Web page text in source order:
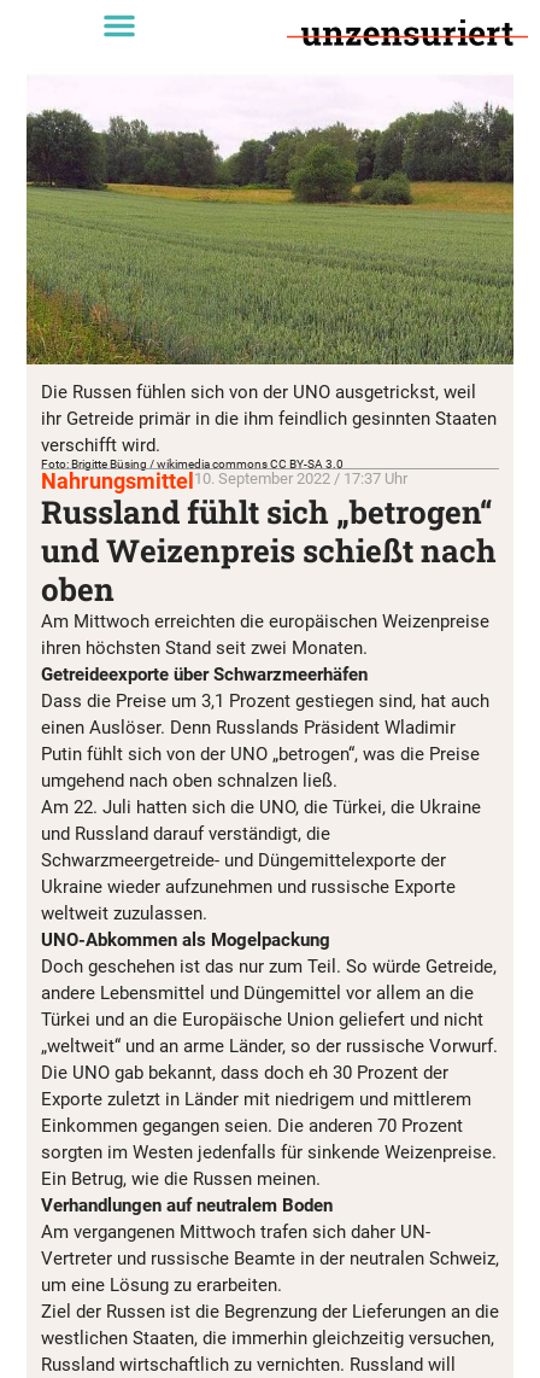
Die Russen fühlen sich von der UNO ausgetrickst, weil
ihr Getreide primär in die ihm feindlich gesinnten Staaten
verschifft wird.
Foto: Brigitte Büsing / wikimedia commons CC BY-SA 3.0
Nahrungsmittel 10. September 2022 / 17:37 Uhr
Russland fühlt sich „betrogen“
und Weizenpreis schießt nach
oben
Am Mittwoch erreichten die europäischen Weizenpreise
ihren höchsten Stand seit zwei Monaten.
Getreideexporte über Schwarzmeerhäfen
Dass die Preise um 3,1 Prozent gestiegen sind, hat auch
einen Auslöser. Denn Russlands Präsident Wladimir
Putin fühlt sich von der UNO „betrogen“, was die Preise
umgehend nach oben schnalzen ließ.
Am 22. Juli hatten sich die UNO, die Türkei, die Ukraine
und Russland darauf verständigt, die
Schwarzmeergetreide- und Düngemittelexporte der
Ukraine wieder aufzunehmen und russische Exporte
weltweit zuzulassen.
UNO-Abkommen als Mogelpackung
Doch geschehen ist das nur zum Teil. So würde Getreide,
andere Lebensmittel und Düngemittel vor allem an die
Türkei und an die Europäische Union geliefert und nicht
„weltweit“ und an arme Länder, so der russische Vorwurf.
Die UNO gab bekannt, dass doch eh 30 Prozent der
Exporte zuletzt in Länder mit niedrigem und mittlerem
Einkommen gegangen seien. Die anderen 70 Prozent
sorgten im Westen jedenfalls für sinkende Weizenpreise.
Ein Betrug, wie die Russen meinen.
Verhandlungen auf neutralem Boden
Am vergangenen Mittwoch trafen sich daher UN-
Vertreter und russische Beamte in der neutralen Schweiz,
um eine Lösung zu erarbeiten.
Ziel der Russen ist die Begrenzung der Lieferungen an die
westlichen Staaten, die immerhin gleichzeitig versuchen,
Russland wirtschaftlich zu vernichten. Russland will